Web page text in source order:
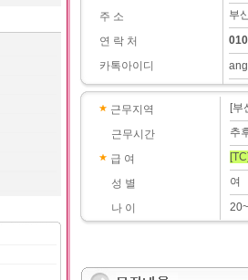
주 소
연 락 처
카톡아이디
부
근무지역
근무시간
급 여
성 별
나 이
[부
추
여